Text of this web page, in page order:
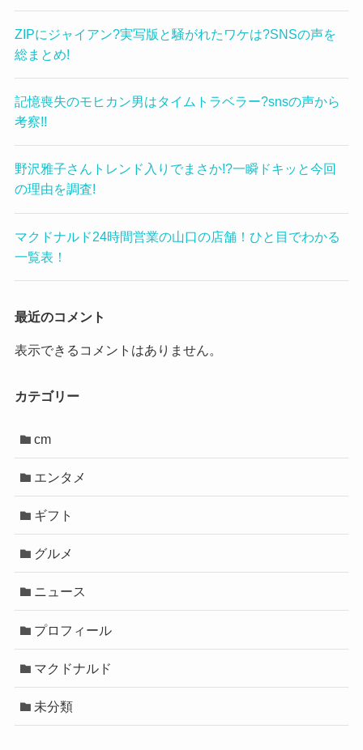
ZIPにジャイアン?実写版と騒がれたワケは?SNSの声を
総まとめ!
記憶喪失のモヒカン男はタイムトラベラー?snsの声から
考察!!
野沢雅子さんトレンド入りでまさか!?一瞬ドキッと今回
の理由を調査!
マクドナルド24時間営業の山口の店舗！ひと目でわかる
一覧表！
最近のコメント
表示できるコメントはありません。
カテゴリー
cm
エンタメ
ギフト
グルメ
ニュース
プロフィール
マクドナルド
未分類